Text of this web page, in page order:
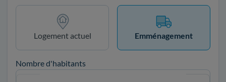
Logement actuel Emménagement
Nombre d'habitants